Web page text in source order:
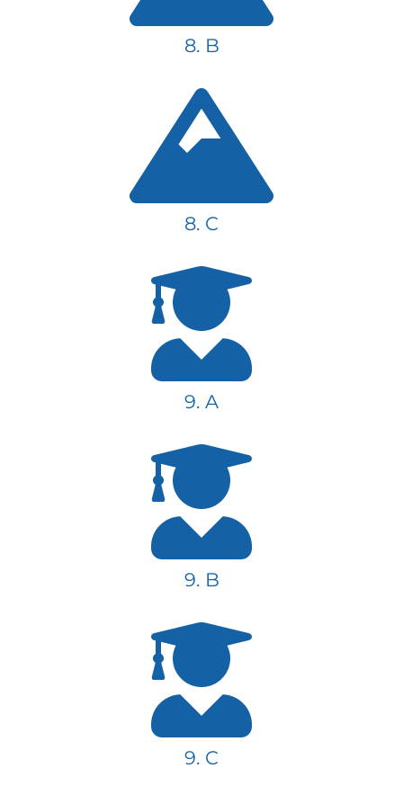
8. B
8. C
9. A
9. B
9. C